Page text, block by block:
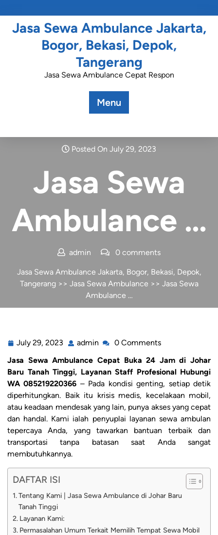
Jasa Sewa Ambulance Jakarta,
Bogor, Bekasi, Depok,
Tangerang
Jasa Sewa Ambulance Cepat Respon
Menu
Posted On July 29, 2023
Jasa Sewa
Ambulance …
admin 0 comments
Jasa Sewa Ambulance Jakarta, Bogor, Bekasi, Depok,
Tangerang>> Jasa Sewa Ambulance >> Jasa Sewa
Ambulance …
July 29, 2023 admin
0 Comments
Jasa Sewa Ambulance Cepat Buka 24 Jam di Johar
Baru Tanah Tinggi, Layanan Staff Profesional Hubungi
WA 085219220366 – Pada kondisi genting, setiap detik
diperhitungkan. Baik itu krisis medis, kecelakaan mobil,
atau keadaan mendesak yang lain, punya akses yang cepat
dan handal. Kami ialah penyuplai layanan sewa ambulan
tepercaya Anda, yang tawarkan bantuan terbaik dan
transportasi tanpa batasan saat Anda sangat
membutuhkannya.
DAFTAR ISI
Tentang Kami | Jasa Sewa Ambulance di Johar Baru
Tanah Tinggi
Layanan Kami:
Permasalahan Umum Terkait Memilih Tempat Sewa Mobil